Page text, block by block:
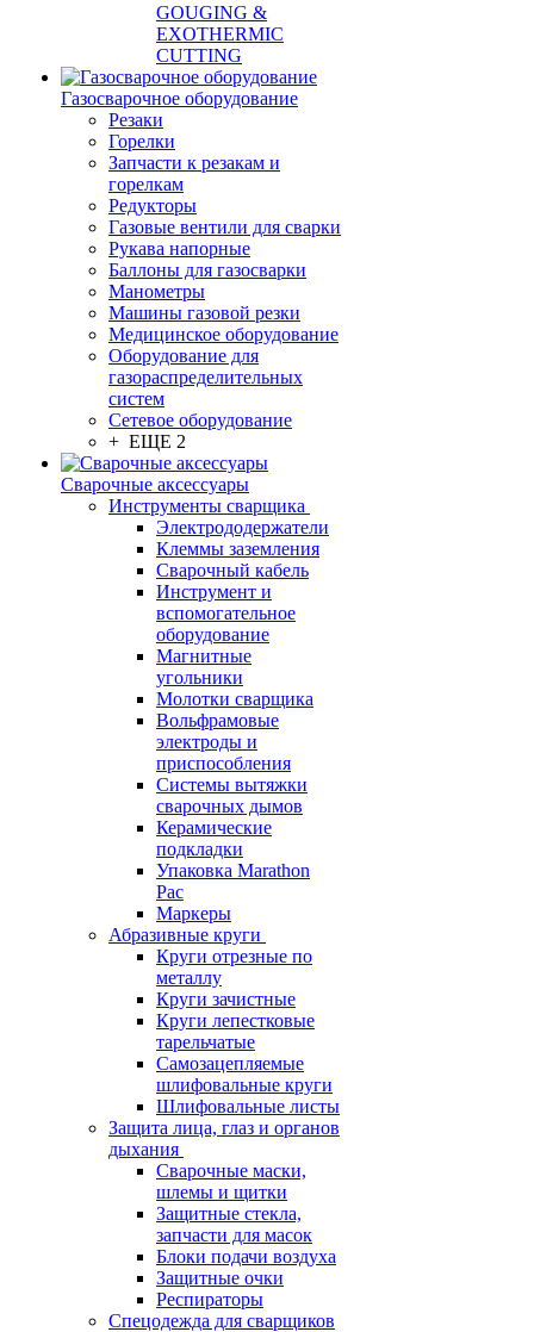
GOUGING &
EXOTHERMIC
CUTTING
Газосварочное оборудование
Резаки
Горелки
Запчасти к резакам и
горелкам
Редукторы
Газовые вентили для сварки
Рукава напорные
Баллоны для газосварки
Манометры
Машины газовой резки
Медицинское оборудование
Оборудование для
газораспределительных
систем
Сетевое оборудование
+ ЕЩЕ 2
Сварочные аксессуары
Инструменты сварщика
Электрододержатели
Клеммы заземления
Сварочный кабель
Инструмент и
вспомогательное
оборудование
Магнитные
угольники
Молотки сварщика
Вольфрамовые
электроды и
приспособления
Системы вытяжки
сварочных дымов
Керамические
подкладки
Упаковка Marathon
Pac
Маркеры
Абразивные круги
Круги отрезные по
металлу
Круги зачистные
Круги лепестковые
тарельчатые
Самозацепляемые
шлифовальные круги
Шлифовальные листы
Защита лица, глаз и органов
дыхания
Сварочные маски,
шлемы и щитки
Защитные стекла,
запчасти для масок
Блоки подачи воздуха
Защитные очки
Респираторы
Спецодежда для сварщиков